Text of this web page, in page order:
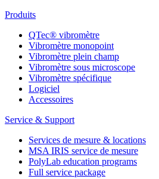
Produits
QTec® vibromètre
Vibromètre monopoint
Vibromètre plein champ
Vibromètre sous microscope
Vibromètre spécifique
Logiciel
Accessoires
Service & Support
Services de mesure & locations
MSA IRIS service de mesure
PolyLab education programs
Full service package